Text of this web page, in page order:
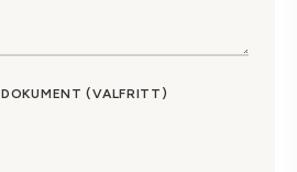
(VALFRITT)